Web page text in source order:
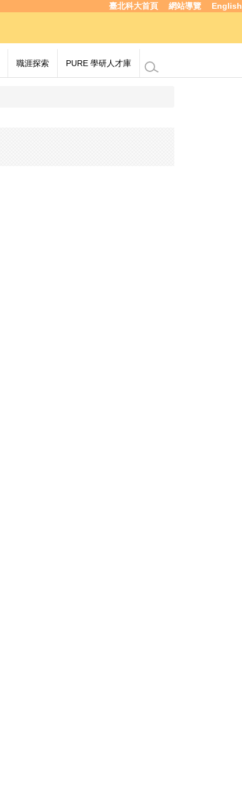
臺北科大首頁 網站導覽 English
職涯探索 PURE 學研人才庫